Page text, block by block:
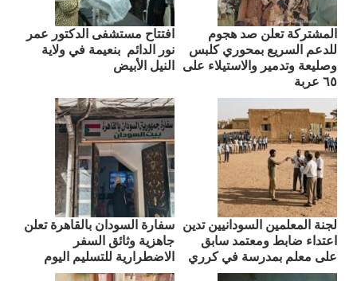
المشتركة تعلن صد هجوم
للدعم السريع بمحوري كلبس
وصليعة وتدمير والاستيلاء على
٦٥ عربة
افتتاح مستشفى الدكتور عمر
نور الدائم بنعيمة في ولاية
النيل الأبيض
لجنة المعلمين السودانيين تدين
اعتداء ضابط ومعتمد سابق
على معلم بمدرسة في كرري
سفارة السودان بالقاهرة تعلن
جاهزية وثائق السفر
الاضطرارية للتسليم اليوم